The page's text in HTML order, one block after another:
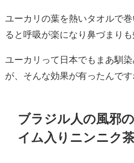
ユーカリの葉を熱いタオルで
ると呼吸が楽になり鼻づまりも
ユーカリって日本でもまあ馴
が、そんな効果が有ったんです
ブラジル人の風邪
イム入りニンニク